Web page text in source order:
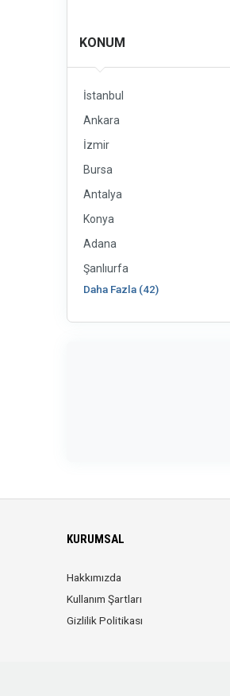
KONUM
İstanbul
Ankara
İzmir
Bursa
Antalya
Konya
Adana
Şanlıurfa
Daha Fazla (42)
KURUMSAL
Hakkımızda
Kullanım Şartları
Gizlilik Politikası